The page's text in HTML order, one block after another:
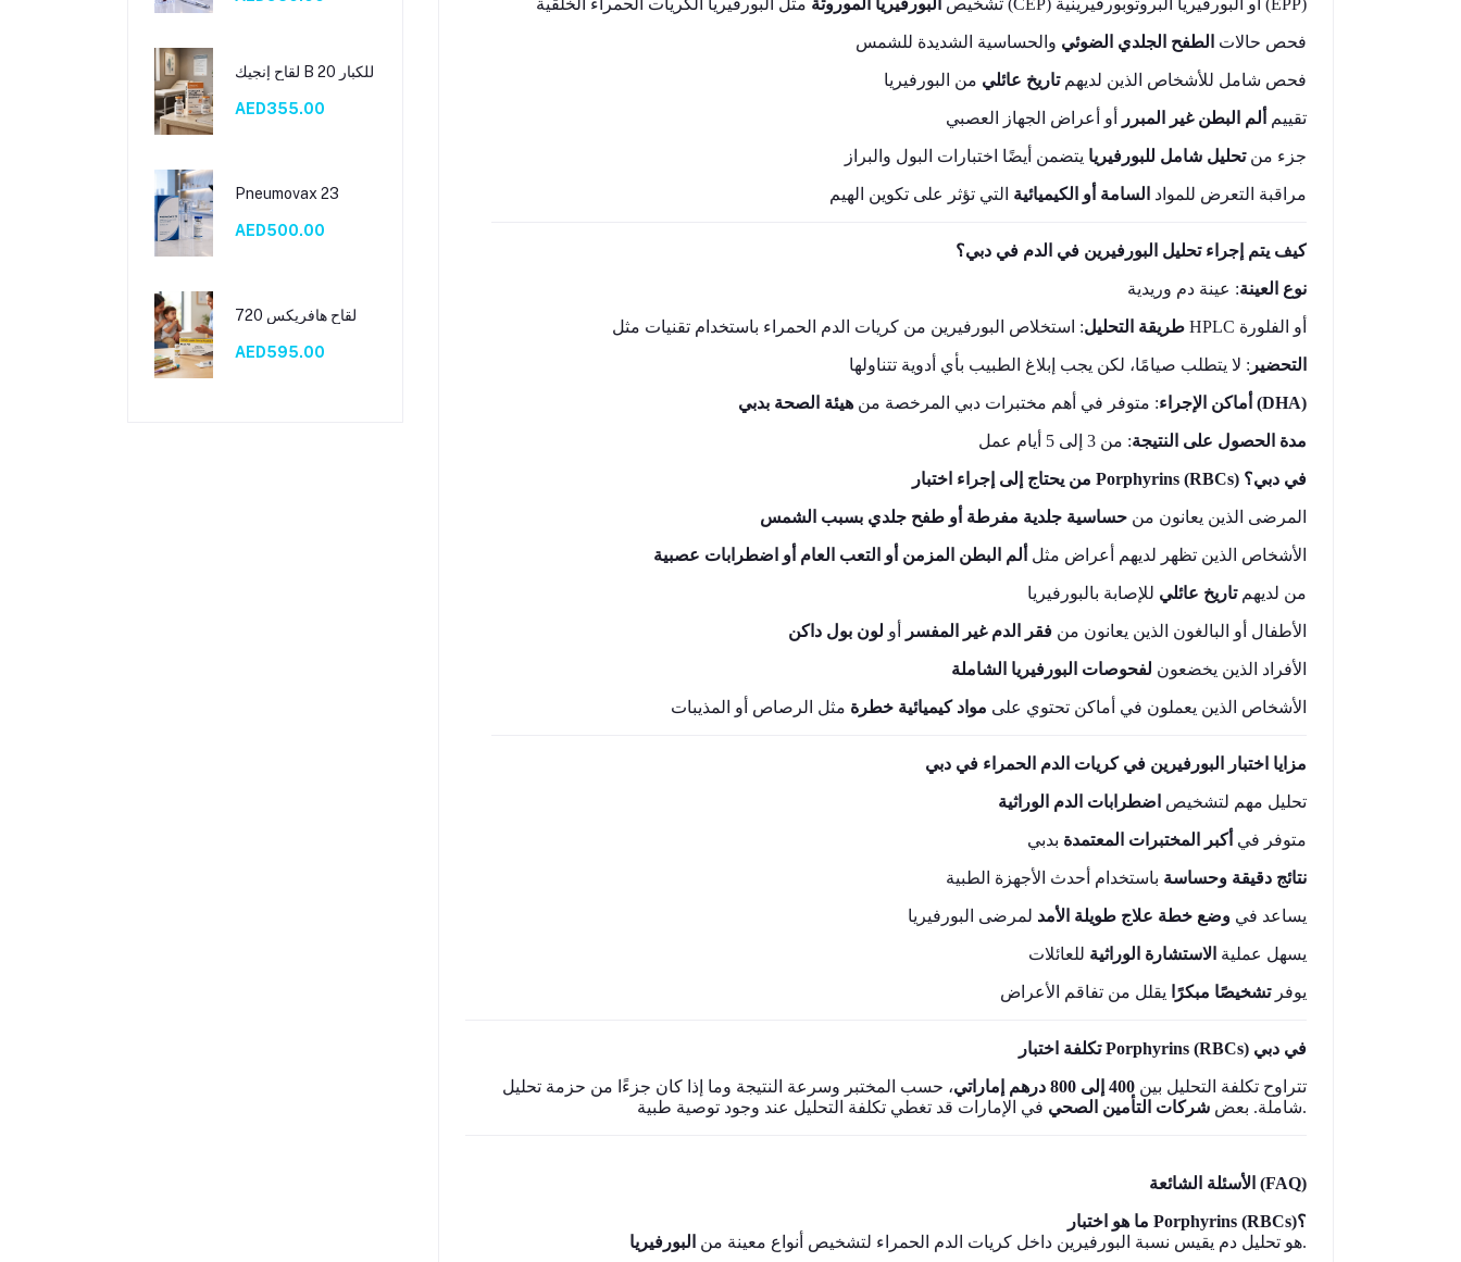
لقاح إنجيك B 20 للكبار
AED355.00
Pneumovax 23
AED500.00
لقاح هافريكس 720
AED595.00
تشخيص البورفيريا الموروثة مثل البورفيريا الكريات الحمراء الخلقية (CEP) أو البورفيريا البروتوبورفيرينية (EPP)
فحص حالات الطفح الجلدي الضوئي والحساسية الشديدة للشمس
فحص شامل للأشخاص الذين لديهمتاريخ عائلي من البورفيريا
تقييم ألم البطن غير المبرر أو أعراض الجهاز العصبي
جزء منتحليل شامل للبورفيريا يتضمن أيضًا اختبارات البول والبراز
مراقبة التعرض للمواد السامة أو الكيميائية التي تؤثر على تكوين الهيم
كيف يتم إجراء تحليل البورفيرين في الدم في دبي؟
نوع العينة: عينة دم وريدية
طريقة التحليل : استخلاص البورفيرين من كريات الدم الحمراء باستخدام تقنيات مثل HPLC أو الفلورة
التحضير : لا يتطلب صيامًا، لكن يجب إبلاغ الطبيب بأي أدوية تتناولها
أماكن الإجراء: متوفر في أهم مختبرات دبي المرخصة من هيئة الصحة بدبي (DHA)
مدة الحصول على النتيجة: من 3 إلى 5 أيام عمل
من يحتاج إلى إجراء اختبار Porphyrins (RBCs) في دبي؟
المرضى الذين يعانون من حساسية جلدية مفرطة أو طفح جلدي بسبب الشمس
الأشخاص الذين تظهر لديهم أعراض مثل ألم البطن المزمن أو التعب العام أو اضطرابات عصبية
من لديهمتاريخ عائلي للإصابة بالبورفيريا
الأطفال أو البالغون الذين يعانون من فقر الدم غير المفسر أو لون بول داكن
الأفراد الذين يخضعون لفحوصات البورفيريا الشاملة
الأشخاص الذين يعملون في أماكن تحتوي على مواد كيميائية خطرة مثل الرصاص أو المذيبات
مزايا اختبار البورفيرين في كريات الدم الحمراء في دبي
تحليل مهم لتشخيص اضطرابات الدم الوراثية
متوفر في أكبر المختبرات المعتمدة بدبي
نتائج دقيقة وحساسة باستخدام أحدث الأجهزة الطبية
يساعد في وضع خطة علاج طويلة الأمد لمرضى البورفيريا
يسهل عملية الاستشارة الوراثية للعائلات
يوفرتشخيصًا مبكرًا يقلل من تفاقم الأعراض
تكلفة اختبار Porphyrins (RBCs) في دبي
تتراوح تكلفة التحليل بين 400 إلى 800 درهم إماراتي
، حسب المختبر وسرعة النتيجة وما إذا كان جزءًا من حزمة تحليل
شاملة. بعض شركات التأمين الصحي في الإمارات قد تغطي تكلفة التحليل عند وجود توصية طبية.
الأسئلة الشائعة (FAQ)
ما هو اختبار Porphyrins (RBCs)؟
هو تحليل دم يقيس نسبة البورفيرين داخل كريات الدم الحمراء لتشخيص أنواع معينة من البورفيريا .